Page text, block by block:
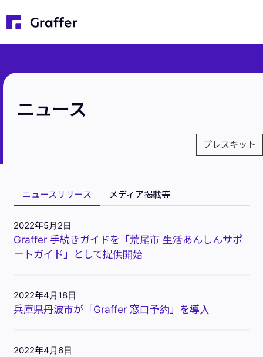
ニュース
プレスキット
ニュースリリース メディア掲載等
2022年5月2日
Graffer 手続きガイドを「荒尾市 生活あんしんサポ
ートガイド」として提供開始
2022年4月18日
兵庫県丹波市が「Graffer 窓口予約」を導入
2022年4月6日